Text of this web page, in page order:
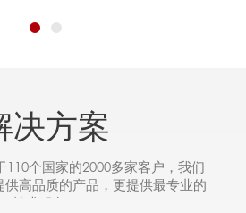
决方案
110个国家的2000多家客户，我们
高品质的产品，更提供最专业的
技术服务。